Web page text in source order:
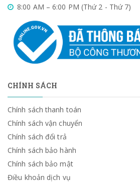
8:00 AM – 6:00 PM (Thứ 2 - Thứ 7)
CHÍNH SÁCH
Chính sách thanh toán
Chính sách vận chuyển
Chính sách đổi trả
Chính sách bảo hành
Chính sách bảo mật
Điều khoản dịch vụ